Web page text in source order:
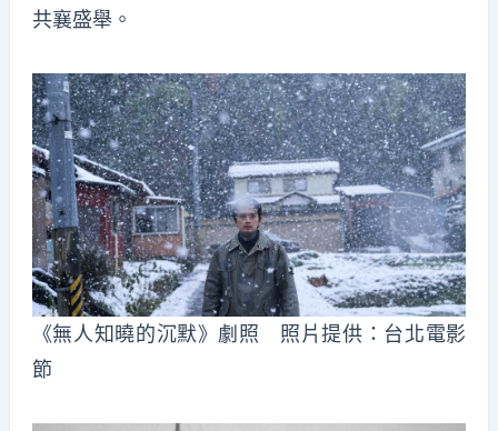
共襄盛舉。
《無人知曉的沉默》劇照 照片提供：台北電影
節